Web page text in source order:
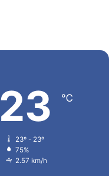
23 ℃
23º - 23º
75%
2.57 km/h